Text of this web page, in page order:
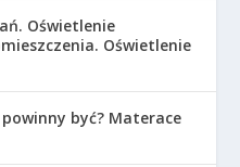
Oświetlenie
Oświetlenie
być? Materace